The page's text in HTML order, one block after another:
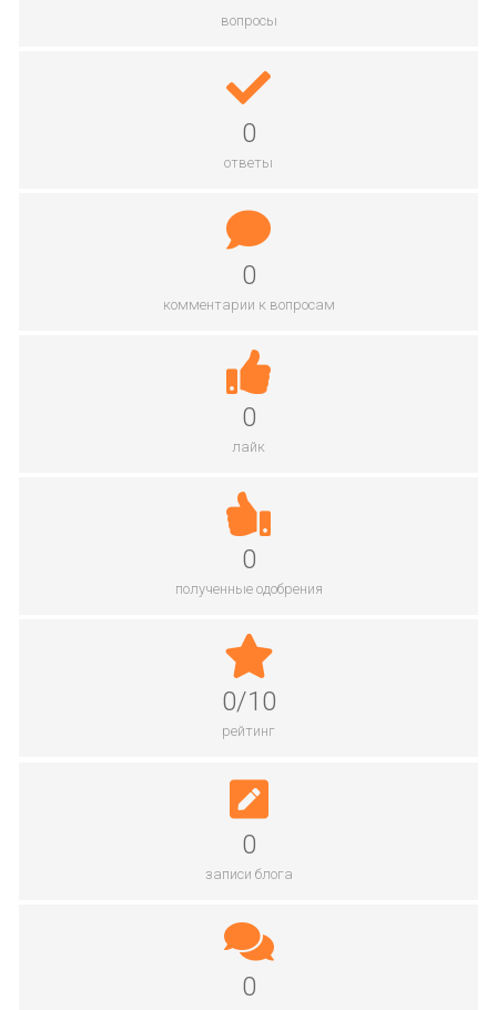
вопросы
0
ответы
0
комментарии к вопросам
0
лайк
0
полученные одобрения
0/10
рейтинг
0
записи блога
0